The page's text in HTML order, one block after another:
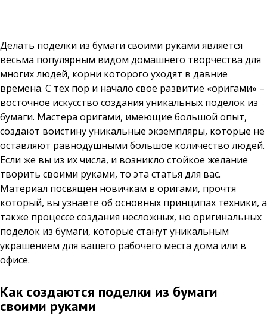
Делать поделки из бумаги своими руками является
весьма популярным видом домашнего творчества для
многих людей, корни которого уходят в давние
времена. С тех пор и начало своё развитие «оригами» –
восточное искусство создания уникальных поделок из
бумаги. Мастера оригами, имеющие большой опыт,
создают воистину уникальные экземпляры, которые не
оставляют равнодушными большое количество людей.
Если же вы из их числа, и возникло стойкое желание
творить своими руками, то эта статья для вас.
Материал посвящён новичкам в оригами, прочтя
который, вы узнаете об основных принципах техники, а
также процессе создания несложных, но оригинальных
поделок из бумаги, которые станут уникальным
украшением для вашего рабочего места дома или в
офисе.
Как создаются поделки из бумаги
своими руками